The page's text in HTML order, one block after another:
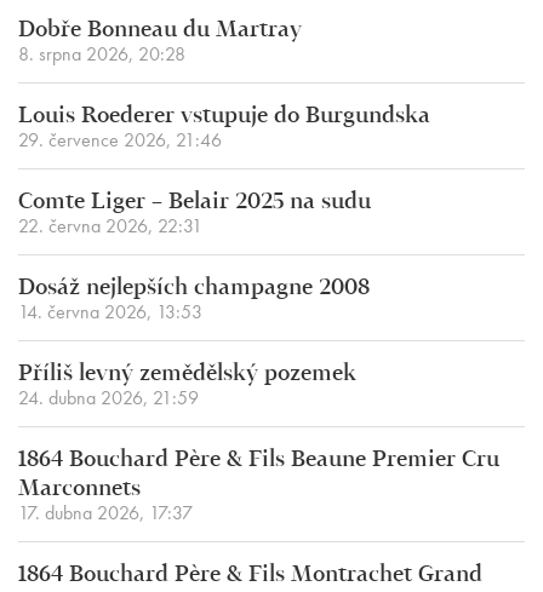
Dobře Bonneau du Martray
8. srpna 2026, 20:28
Louis Roederer vstupuje do Burgundska
29. července 2026, 21:46
Comte Liger – Belair 2025 na sudu
22. června 2026, 22:31
Dosáž nejlepších champagne 2008
14. června 2026, 13:53
Příliš levný zemědělský pozemek
24. dubna 2026, 21:59
1864 Bouchard Père & Fils Beaune Premier Cru
Marconnets
17. dubna 2026, 17:37
1864 Bouchard Père & Fils Montrachet Grand